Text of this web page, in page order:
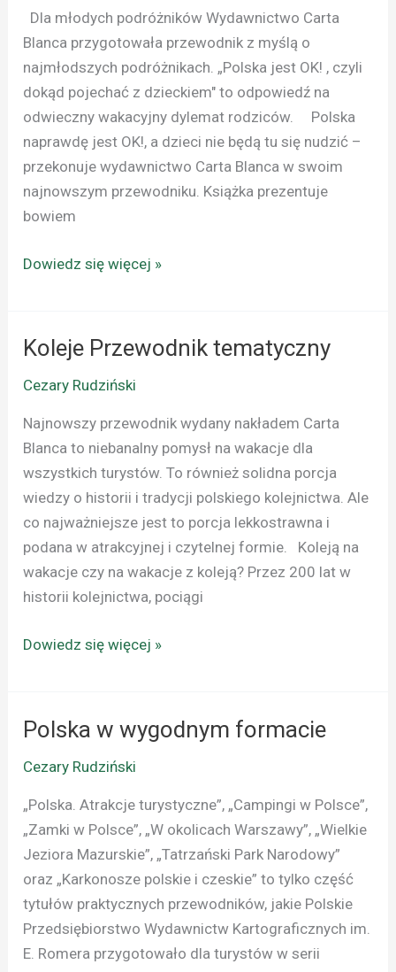
Dla młodych podróżników Wydawnictwo Carta
Blanca przygotowała przewodnik z myślą o
najmłodszych podróżnikach. „Polska jest OK! , czyli
dokąd pojechać z dzieckiem" to odpowiedź na
odwieczny wakacyjny dylemat rodziców. Polska
naprawdę jest OK!, a dzieci nie będą tu się nudzić –
przekonuje wydawnictwo Carta Blanca w swoim
najnowszym przewodniku. Książka prezentuje
bowiem
Dowiedz się więcej »
Koleje Przewodnik tematyczny
Cezary Rudziński
Najnowszy przewodnik wydany nakładem Carta
Blanca to niebanalny pomysł na wakacje dla
wszystkich turystów. To również solidna porcja
wiedzy o historii i tradycji polskiego kolejnictwa. Ale
co najważniejsze jest to porcja lekkostrawna i
podana w atrakcyjnej i czytelnej formie. Koleją na
wakacje czy na wakacje z koleją? Przez 200 lat w
historii kolejnictwa, pociągi
Koleje
tematyczny
Dowiedz się więcej »
Polska w wygodnym formacie
Cezary Rudziński
„Polska. Atrakcje turystyczne”, „Campingi w Polsce”,
„Zamki w Polsce”, „W okolicach Warszawy”, „Wielkie
Jeziora Mazurskie”, „Tatrzański Park Narodowy”
oraz „Karkonosze polskie i czeskie” to tylko część
tytułów praktycznych przewodników, jakie Polskie
Przedsiębiorstwo Wydawnictw Kartograficznych im.
E. Romera przygotowało dla turystów w serii
Polska
wygodnym
formacie